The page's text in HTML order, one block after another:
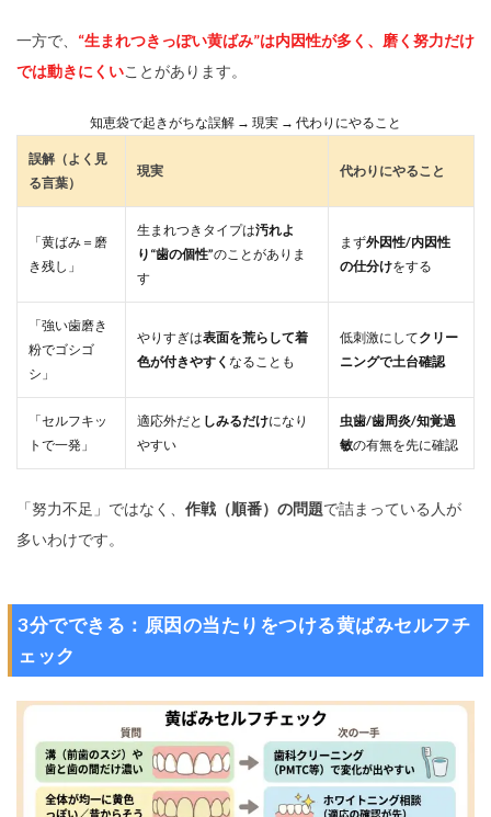
一方で、 “生まれつきっぽい黄ばみ”は内因性が多く、磨く努力だけ
では動きにくいことがあります。
知恵袋で起きがちな誤解 → 現実 → 代わりにやること
誤解（よく見
る言葉）
現実 代わりにやること
「黄ばみ＝磨
き残し」
生まれつきタイプは汚れよ
り“歯の個性”のことがありま
す
まず外因性/内因性
の仕分けをする
「強い歯磨き
粉でゴシゴ
シ」
やりすぎは表面を荒らして着
色が付きやすく なることも
低刺激にしてクリー
ニングで土台確認
「セルフキッ
トで一発」
適応外だと しみるだけになり
やすい
虫歯/歯周炎/知覚過
敏の有無を先に確認
「努力不足」ではなく、 作戦（順番）の問題で詰まっている人が
多いわけです。
3分でできる：原因の当たりをつける黄ばみセルフチ
ェック